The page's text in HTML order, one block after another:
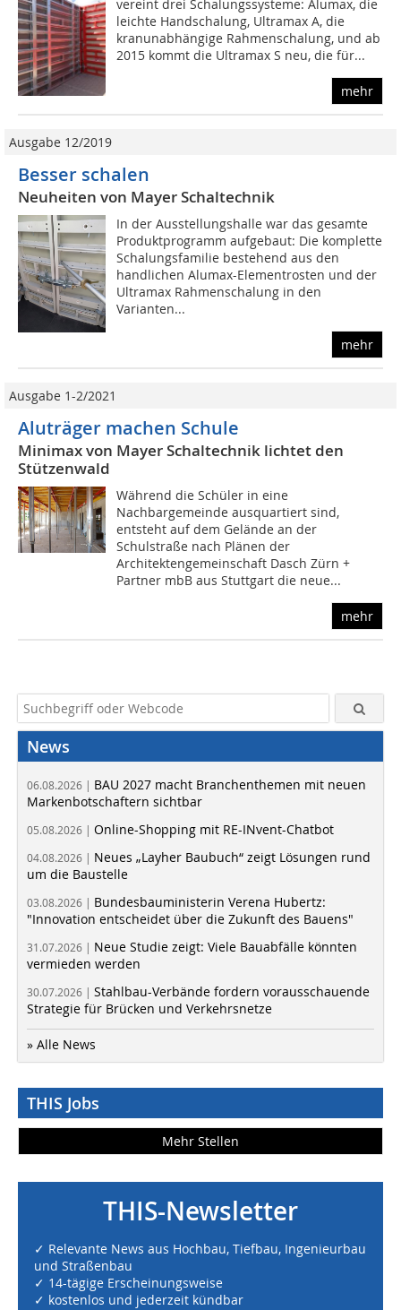
vereint drei Schalungssysteme: Alumax, die
leichte Handschalung, Ultramax A, die
kranunabhängige Rahmenschalung, und ab
2015 kommt die Ultramax S neu, die für...
mehr
Ausgabe 12/2019
Besser schalen
Neuheiten von Mayer Schaltechnik
In der Ausstellungshalle war das gesamte
Produktprogramm aufgebaut: Die komplette
Schalungsfamilie bestehend aus den
handlichen Alumax-Elementrosten und der
Ultramax Rahmenschalung in den
Varianten...
mehr
Ausgabe 1-2/2021
Aluträger machen Schule
Minimax von Mayer Schaltechnik lichtet den
Stützenwald
Während die Schüler in eine
Nachbargemeinde ausquartiert sind,
entsteht auf dem Gelände an der
Schulstraße nach Plänen der
Architektengemeinschaft Dasch Zürn +
Partner mbB aus Stuttgart die neue...
mehr
News
06.08.2026 | BAU 2027 macht Branchenthemen mit neuen
Markenbotschaftern sichtbar
05.08.2026 | Online-Shopping mit RE-INvent-Chatbot
04.08.2026 | Neues „Layher Baubuch“ zeigt Lösungen rund
um die Baustelle
03.08.2026 | Bundesbauministerin Verena Hubertz:
"Innovation entscheidet über die Zukunft des Bauens"
31.07.2026 | Neue Studie zeigt: Viele Bauabfälle könnten
vermieden werden
30.07.2026 | Stahlbau-Verbände fordern vorausschauende
Strategie für Brücken und Verkehrsnetze
» Alle News
THIS Jobs
Mehr Stellen
THIS-Newsletter
✓ Relevante News aus Hochbau, Tiefbau, Ingenieurbau
und Straßenbau
✓ 14-tägige Erscheinungsweise
✓ kostenlos und jederzeit kündbar